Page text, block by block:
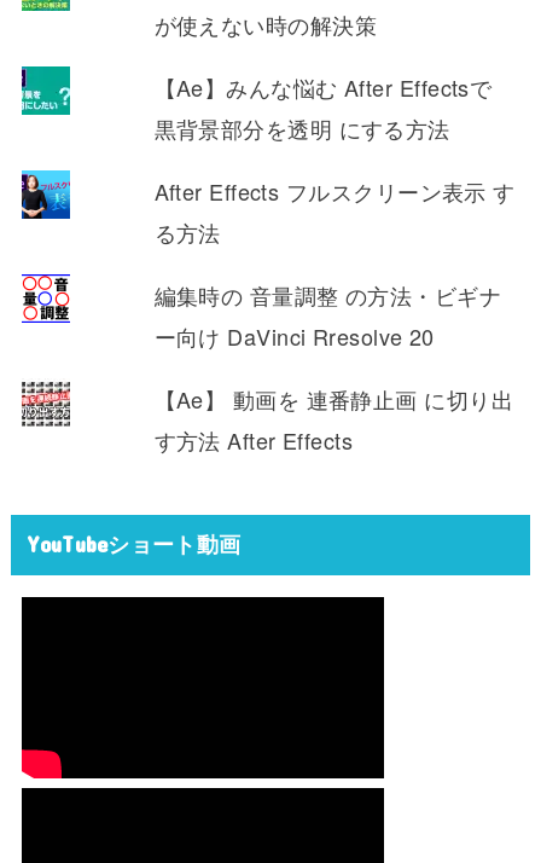
が使えない時の解決策
【Ae】みんな悩む After Effectsで
黒背景部分を透明 にする方法
After Effects フルスクリーン表示 す
る方法
編集時の 音量調整 の方法・ビギナ
ー向け DaVinci Rresolve 20
【Ae】 動画を 連番静止画 に切り出
す方法 After Effects
YouTubeショート動画